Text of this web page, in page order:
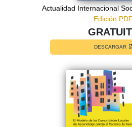
Actualidad Internacional
Edición PDF
DESCARGAR